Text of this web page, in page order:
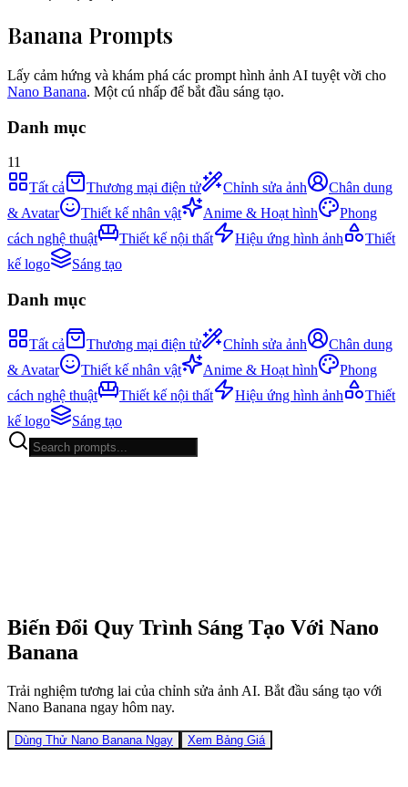
Banana Prompts
Lấy cảm hứng và khám phá các prompt hình ảnh AI tuyệt vời cho
Nano Banana. Một cú nhấp để bắt đầu sáng tạo.
Danh mục
11
Tất cả
Thương mại điện tử Chỉnh sửa ảnh
Chân dung
& Avatar
Thiết kế nhân vật Anime & Hoạt hình
Phong
cách nghệ thuật
Thiết kế nội thất Hiệu ứng hình ảnh
Thiết
kế logo
Sáng tạo
Danh mục
Tất cả Thương mại điện tử Chỉnh sửa ảnh
Chân dung
& Avatar
Thiết kế nhân vật Anime & Hoạt hình
Phong
cách nghệ thuật
Thiết kế nội thất Hiệu ứng hình ảnh
Thiết
kế logo
Sáng tạo
Biến Đổi Quy Trình Sáng Tạo Với Nano
Banana
Trải nghiệm tương lai của chỉnh sửa ảnh AI. Bắt đầu sáng tạo với
Nano Banana ngay hôm nay.
Dùng Thử Nano Banana Ngay Xem Bảng Giá